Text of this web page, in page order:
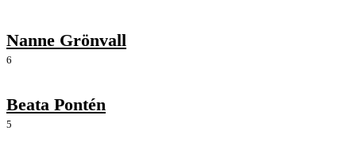
Nanne Grönvall
6
Beata Pontén
5